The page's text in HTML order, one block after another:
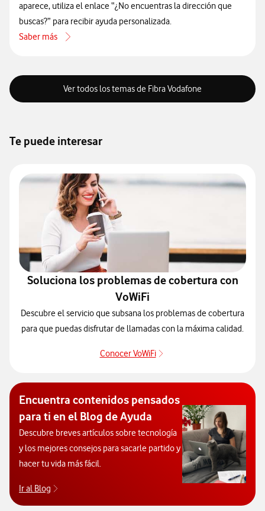
aparece, utiliza el enlace “¿No encuentras la dirección que
buscas?” para recibir ayuda personalizada.
Saber más
acerca de Cómo saber si la fibra llega a tu dirección
Ver todos los temas de Fibra Vodafone
Te puede interesar
Soluciona los problemas de cobertura con
VoWiFi
Descubre el servicio que subsana los problemas de cobertura
para que puedas disfrutar de llamadas con la máxima calidad.
Conocer VoWiFi
Encuentra contenidos pensados
para ti en el Blog de Ayuda
Descubre breves artículos sobre tecnología
y los mejores consejos para sacarle partido y
hacer tu vida más fácil.
Ir al Blog